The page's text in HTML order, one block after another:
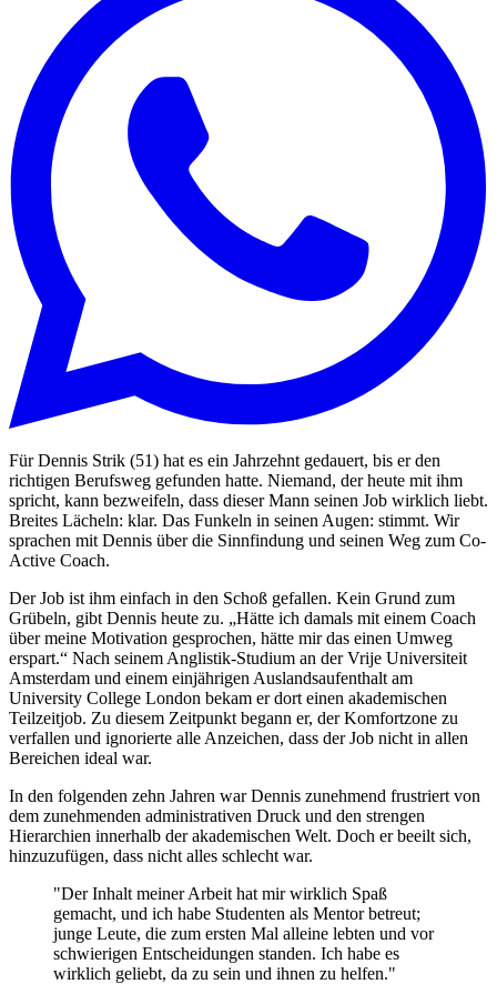
Für Dennis Strik (51) hat es ein Jahrzehnt gedauert, bis er den
richtigen Berufsweg gefunden hatte. Niemand, der heute mit ihm
spricht, kann bezweifeln, dass dieser Mann seinen Job wirklich liebt.
Breites Lächeln: klar. Das Funkeln in seinen Augen: stimmt. Wir
sprachen mit Dennis über die Sinnfindung und seinen Weg zum Co-
Active Coach.
Der Job ist ihm einfach in den Schoß gefallen. Kein Grund zum
Grübeln, gibt Dennis heute zu. „Hätte ich damals mit einem Coach
über meine Motivation gesprochen, hätte mir das einen Umweg
erspart.“ Nach seinem Anglistik-Studium an der Vrije Universiteit
Amsterdam und einem einjährigen Auslandsaufenthalt am
University College London bekam er dort einen akademischen
Teilzeitjob. Zu diesem Zeitpunkt begann er, der Komfortzone zu
verfallen und ignorierte alle Anzeichen, dass der Job nicht in allen
Bereichen ideal war.
In den folgenden zehn Jahren war Dennis zunehmend frustriert von
dem zunehmenden administrativen Druck und den strengen
Hierarchien innerhalb der akademischen Welt. Doch er beeilt sich,
hinzuzufügen, dass nicht alles schlecht war.
"Der Inhalt meiner Arbeit hat mir wirklich Spaß
gemacht, und ich habe Studenten als Mentor betreut;
junge Leute, die zum ersten Mal alleine lebten und vor
schwierigen Entscheidungen standen. Ich habe es
wirklich geliebt, da zu sein und ihnen zu helfen."